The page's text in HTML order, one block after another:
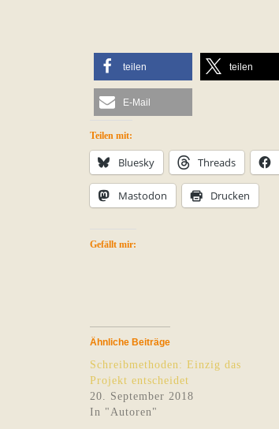
teilen teilen
E-Mail
Teilen mit:
Bluesky Threads
Mastodon Drucken
Gefällt mir:
Ähnliche Beiträge
Schreibmethoden: Einzig das
Projekt entscheidet
20. September 2018
In "Autoren"